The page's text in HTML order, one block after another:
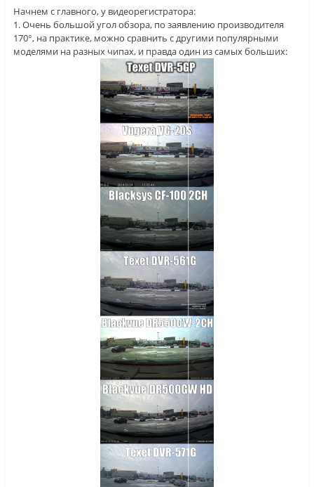
Начнем с главного, у видеорегистратора:
1. Очень большой угол обзора, по заявлению производителя
170°, на практике, можно сравнить с другими популярными
моделями на разных чипах, и правда один из самых больших: